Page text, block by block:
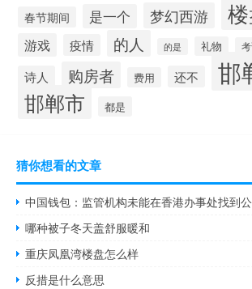
春节期间 是一个 梦幻西游
游戏 疫情 的人 的是 礼物
诗人 购房者 费用 还不 邯
邯郸市 都是
猜你想看的文章
中国钱包：监管机构未能在香港办事处找到
哪种被子冬天盖舒服暖和
重庆凤凰湾楼盘怎么样
反措是什么意思